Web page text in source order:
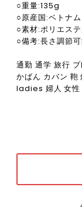
○重量:135g
○原産国:ベトナム
○素材:ポリエステ
○備考:長さ調節
通勤 通学 旅行
かばん カバン 鞄
ladies 婦人 女性